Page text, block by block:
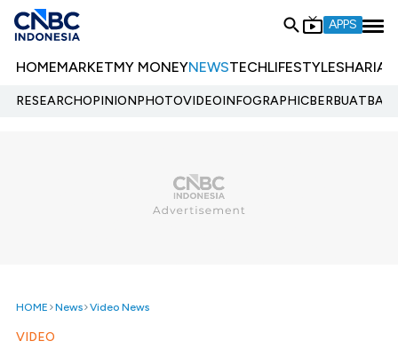
APPS
HOMEMARKETMY MONEYNEWSTECHLIFESTYLESHARIA
RESEARCHOPINIONPHOTOVIDEOINFOGRAPHIC
HOME News Video News
VIDEO